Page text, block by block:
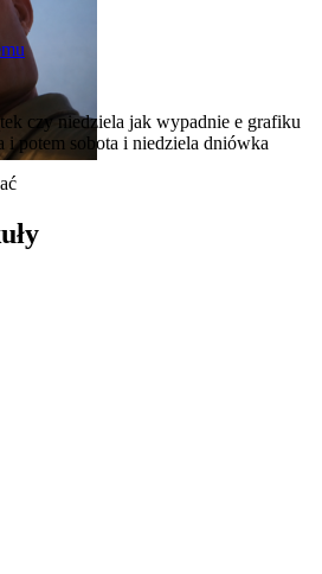
czy niedziela jak wypadnie e grafiku
i potem sobota i niedziela dniówka